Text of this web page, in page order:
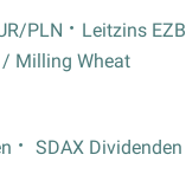
PLN Leitzins EZB
/ Milling Wheat
SDAX Dividenden